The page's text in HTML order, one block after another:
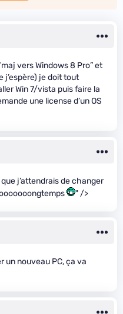
vers Windows 8 Pro” et
j’espère) je doit tout
Win 7/vista puis faire la
une license d’un OS
j’attendrais de changer
" />
un nouveau PC, ça va